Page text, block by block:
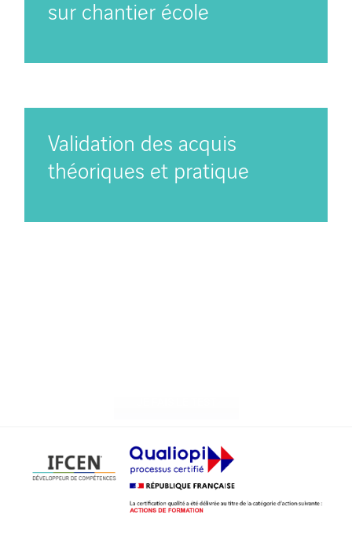
sur chantier école
Validation des acquis
théoriques et pratique